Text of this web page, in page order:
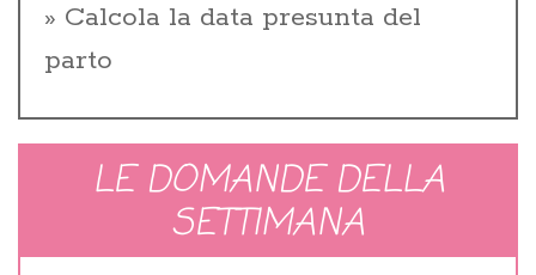
Calcola la data presunta del
parto
LE DOMANDE DELLA
SETTIMANA